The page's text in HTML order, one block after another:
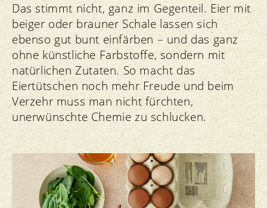
Das stimmt nicht, ganz im Gegenteil. Eier mit
beiger oder brauner Schale lassen sich
ebenso gut bunt einfärben – und das ganz
ohne künstliche Farbstoffe, sondern mit
natürlichen Zutaten. So macht das
Eiertütschen noch mehr Freude und beim
Verzehr muss man nicht fürchten,
unerwünschte Chemie zu schlucken.